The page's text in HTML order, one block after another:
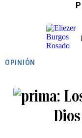
OPINIÓN